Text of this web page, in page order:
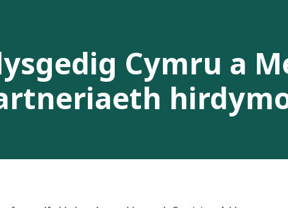
Cymru a